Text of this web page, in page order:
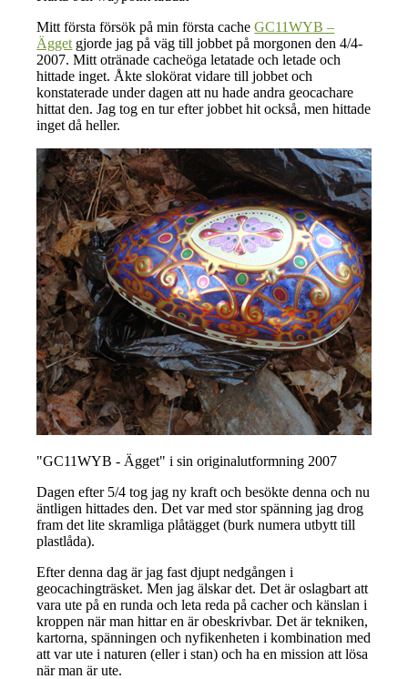
Mitt första försök på min första cacheGC11WYB –
Ägget gjorde jag på väg till jobbet på morgonen den 4/4-
2007. Mitt otränade cacheöga letatade och letade och
hittade inget. Åkte slokörat vidare till jobbet och
konstaterade under dagen att nu hade andra geocachare
hittat den. Jag tog en tur efter jobbet hit också, men hittade
inget då heller.
"GC11WYB - Ägget" i sin originalutformning 2007
Dagen efter 5/4 tog jag ny kraft och besökte denna och nu
äntligen hittades den. Det var med stor spänning jag drog
fram det lite skramliga plåtägget (burk numera utbytt till
plastlåda).
Efter denna dag är jag fast djupt nedgången i
geocachingträsket. Men jag älskar det. Det är oslagbart att
vara ute på en runda och leta reda på cacher och känslan i
kroppen när man hittar en är obeskrivbar. Det är tekniken,
kartorna, spänningen och nyfikenheten i kombination med
att var ute i naturen (eller i stan) och ha en mission att lösa
när man är ute.